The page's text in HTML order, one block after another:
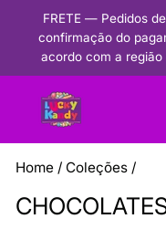
FRETE — Pedidos
confirmação do
acordo com a
Home / Coleções /